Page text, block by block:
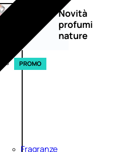
Novità
profumi
nature
PROMO
Fragranze